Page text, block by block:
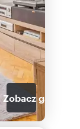
Zobacz galerię